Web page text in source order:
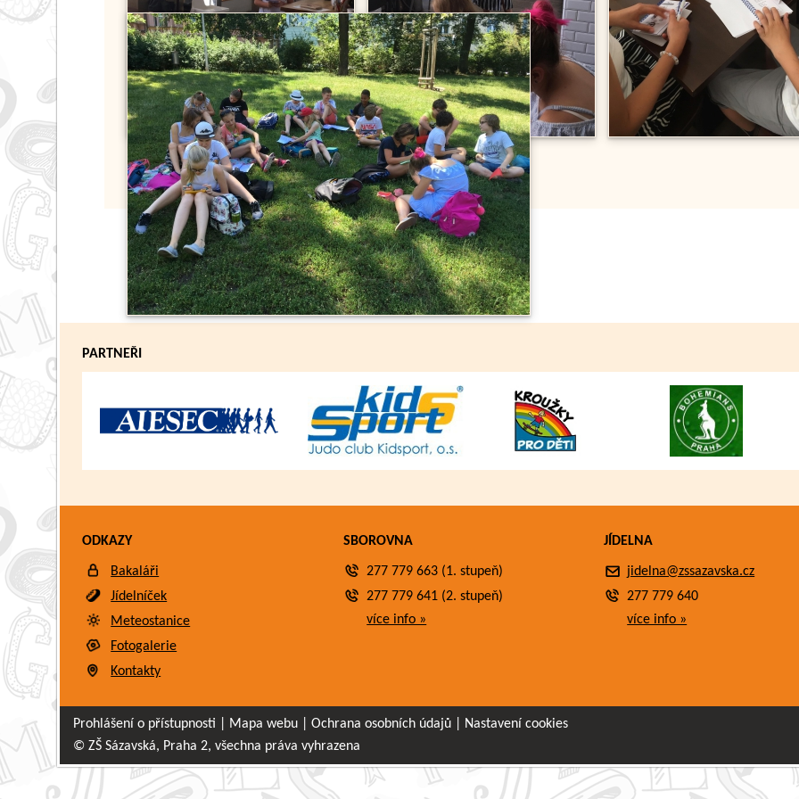
PARTNEŘI
ODKAZY
Bakaláři
Jídelníček
Meteostanice
Fotogalerie
Kontakty
SBOROVNA
277 779 663 (1. stupeň)
277 779 641 (2. stupeň)
více info »
JÍDELNA
jidelna@zssazavska.cz
277 779 640
více info »
Prohlášení o přístupnosti Mapa webu |Ochrana osobních údajů
Nastavení cookies
© ZŠ Sázavská, Praha 2, všechna práva vyhrazena